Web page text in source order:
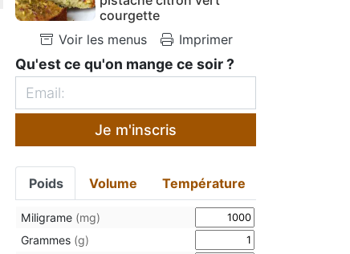
courgette
Voir les menus
Imprimer
Qu'est ce qu'on mange ce soir ?
Je m'inscris
Poids Volume Température
Miligrame (mg)
Grammes (g)